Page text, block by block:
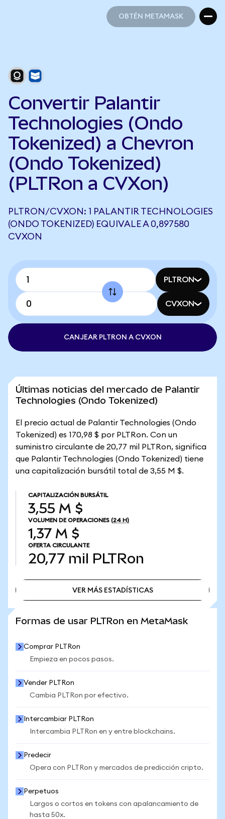
OBTÉN METAMASK
Convertir Palantir
Technologies (Ondo
Tokenized) a Chevron
(Ondo Tokenized)
(PLTRon a CVXon)
PLTRON/CVXON: 1 PALANTIR TECHNOLOGIES
(ONDO TOKENIZED) EQUIVALE A 0,897580
CVXON
PLTRON
CVXON
CANJEAR PLTRON A CVXON
Últimas noticias del mercado de Palantir
Technologies (Ondo Tokenized)
El precio actual de Palantir Technologies (Ondo
Tokenized) es 170,98 $ por PLTRon. Con un
suministro circulante de 20,77 mil PLTRon, significa
que Palantir Technologies (Ondo Tokenized) tiene
una capitalización bursátil total de 3,55 M $.
CAPITALIZACIÓN BURSÁTIL
3,55 M $
VOLUMEN DE OPERACIONES (24 H)
1,37 M $
OFERTA CIRCULANTE
20,77 mil PLTRon
VER MÁS ESTADÍSTICAS
Formas de usar PLTRon en MetaMask
Comprar PLTRon
Empieza en pocos pasos.
Vender PLTRon
Cambia PLTRon por efectivo.
Intercambiar PLTRon
Intercambia PLTRon en y entre blockchains.
Predecir
Opera con PLTRon y mercados de predicción cripto.
Perpetuos
Largos o cortos en tokens con apalancamiento de
hasta 50x.